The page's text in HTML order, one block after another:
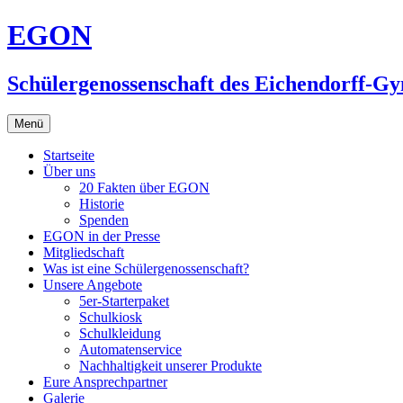
Zum
Inhalt
EGON
Schülergenossenschaft des Eichendorff-
Menü
Startseite
Über uns
20 Fakten über EGON
Historie
Spenden
EGON in der Presse
Mitgliedschaft
Was ist eine Schülergenossenschaft?
Unsere Angebote
5er-Starterpaket
Schulkiosk
Schulkleidung
Automatenservice
Nachhaltigkeit unserer Produkte
Eure Ansprechpartner
Galerie